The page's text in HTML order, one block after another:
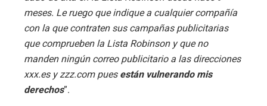
meses. Le ruego que indique a cualquier compañía
con la que contraten sus campañas publicitarias
que comprueben la Lista Robinson y que no
manden ningún correo publicitario a las direcciones
xxx.es y zzz.com puesestán vulnerando mis
derechos”.